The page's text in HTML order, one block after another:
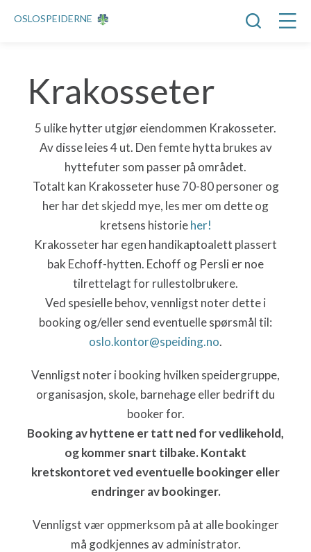
OSLOSPEIDERNE
Krakosseter
5 ulike hytter utgjør eiendommen Krakosseter.
Av disse leies 4 ut. Den femte hytta brukes av
hyttefuter som passer på området.
Totalt kan Krakosseter huse 70-80 personer og
her har det skjedd mye, les mer om dette og
kretsens historieher!
Krakosseter har egen handikaptoalett plassert
bak Echoff-hytten. Echoff og Persli er noe
tilrettelagt for rullestolbrukere.
Ved spesielle behov, vennligst noter dette i
booking og/eller send eventuelle spørsmål til:
oslo.kontor@speiding.no.
Vennligst noter i booking hvilken speidergruppe,
organisasjon, skole, barnehage eller bedrift du
booker for.
Booking av hyttene er tatt ned for vedlikehold,
og kommer snart tilbake. Kontakt
kretskontoret ved eventuelle bookinger eller
endringer av bookinger.
Vennligst vær oppmerksom på at alle bookinger
må godkjennes av administrator.